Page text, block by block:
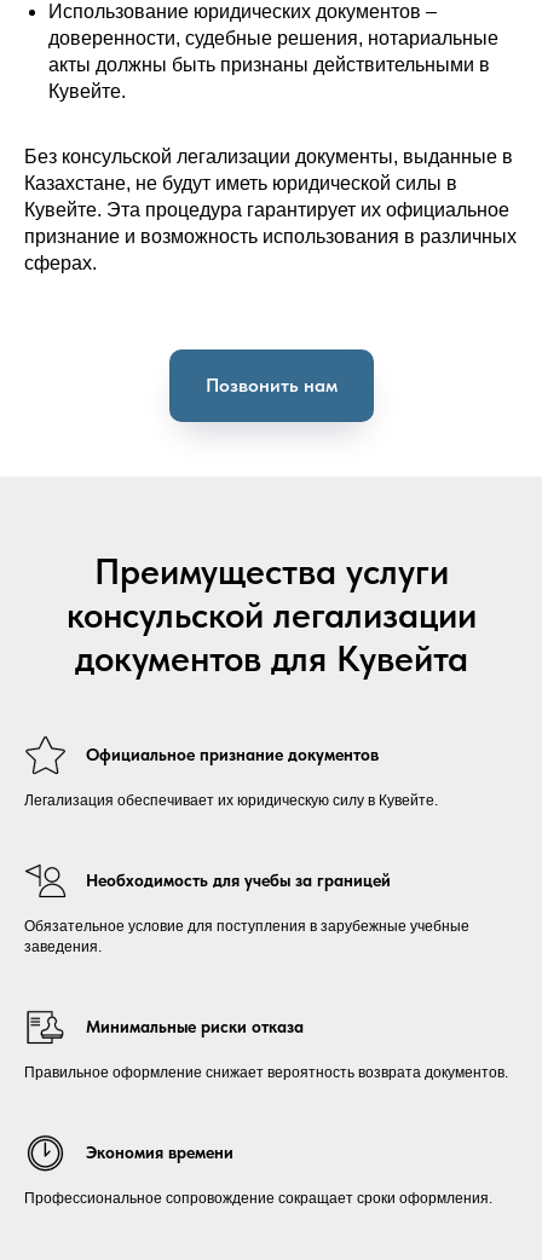
Использование юридических документов –
доверенности, судебные решения, нотариальные
акты должны быть признаны действительными в
Кувейте.
Без консульской легализации документы, выданные в
Казахстане, не будут иметь юридической силы в
Кувейте. Эта процедура гарантирует их официальное
признание и возможность использования в различных
сферах.
Позвонить нам
Преимущества услуги
консульской легализации
документов для Кувейта
Официальное признание документов
Легализация обеспечивает их юридическую силу в Кувейте.
Необходимость для учебы за границей
Обязательное условие для поступления в зарубежные учебные
заведения.
Минимальные риски отказа
Правильное оформление снижает вероятность возврата документов.
Экономия времени
Профессиональное сопровождение сокращает сроки оформления.